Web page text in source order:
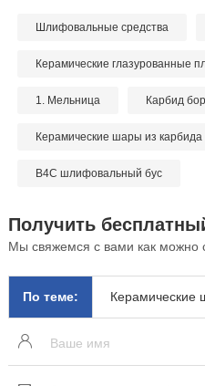
Шлифовальные средства
Керамические глазурованные
1. Мельница Карбид
Керамические шары из
B4C шлифовальный бус
Получить
Мы свяжемся с вами как можно
По теме: Керамические